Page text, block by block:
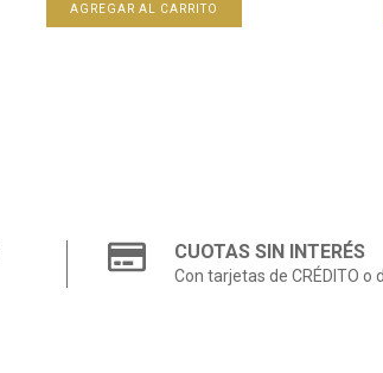
CUOTAS SIN INTERÉS
Con tarjetas de CRÉDITO o